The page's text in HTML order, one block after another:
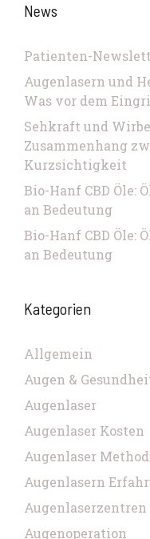
News
Patienten-
Augenlasern und
Was vor dem
Sehkraft und
Zusammenhang
Kurzsichtigkeit
Bio-Hanf CBD Öle:
an Bedeutung
Bio-Hanf CBD Öle:
an Bedeutung
Kategorien
Allgemein
Augen &
Augenlaser
Augenlaser Kosten
Augenlaser
Augenlasern
Augenlaserzentren
Augenoperation